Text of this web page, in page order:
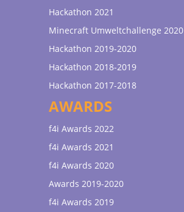
Hackathon 2021
Minecraft Umweltchallenge 2020
Hackathon 2019-2020
Hackathon 2018-2019
Hackathon 2017-2018
AWARDS
f4i Awards 2022
f4i Awards 2021
f4i Awards 2020
Awards 2019-2020
f4i Awards 2019